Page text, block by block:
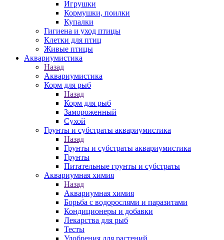
Игрушки
Кормушки, поилки
Купалки
Гигиена и уход птицы
Клетки для птиц
Живые птицы
Аквариумистика
Назад
Аквариумистика
Корм для рыб
Назад
Корм для рыб
Замороженный
Сухой
Грунты и субстраты аквариумистика
Назад
Грунты и субстраты аквариумистика
Грунты
Питательные грунты и субстраты
Аквариумная химия
Назад
Аквариумная химия
Борьба с водорослями и паразитами
Кондиционеры и добавки
Лекарства для рыб
Тесты
Удобрения для растений